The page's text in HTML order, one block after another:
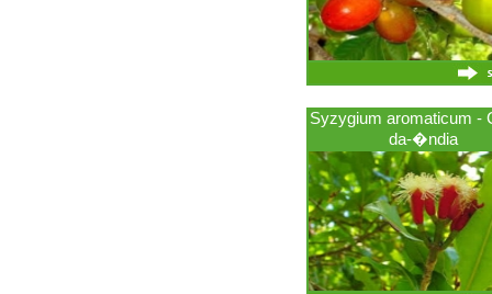
Syzygium aromaticum -
da-�ndia